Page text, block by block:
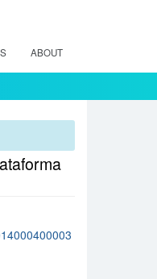
ABOUT